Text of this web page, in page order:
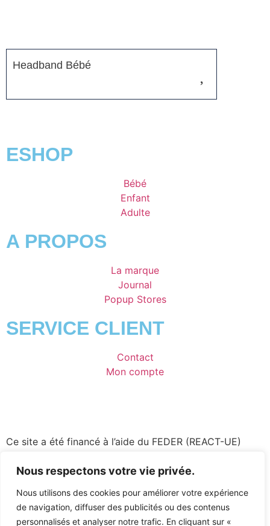
Nous respectons votre vie privée.
Nous utilisons des cookies pour améliorer votre expérience
de navigation, diffuser des publicités ou des contenus
personnalisés et analyser notre trafic. En cliquant sur «
Headband Bébé
ESHOP
Bébé
Enfant
Adulte
A PROPOS
La marque
Journal
Popup Stores
SERVICE CLIENT
Contact
Mon compte
Ce site a été financé à l’aide du FEDER (REACT-UE)
pandémie COVID-19. L’Europe s’engage à la Réunion.
Conditions générales de vente |
Politique de
confidentialité | Mentions légales